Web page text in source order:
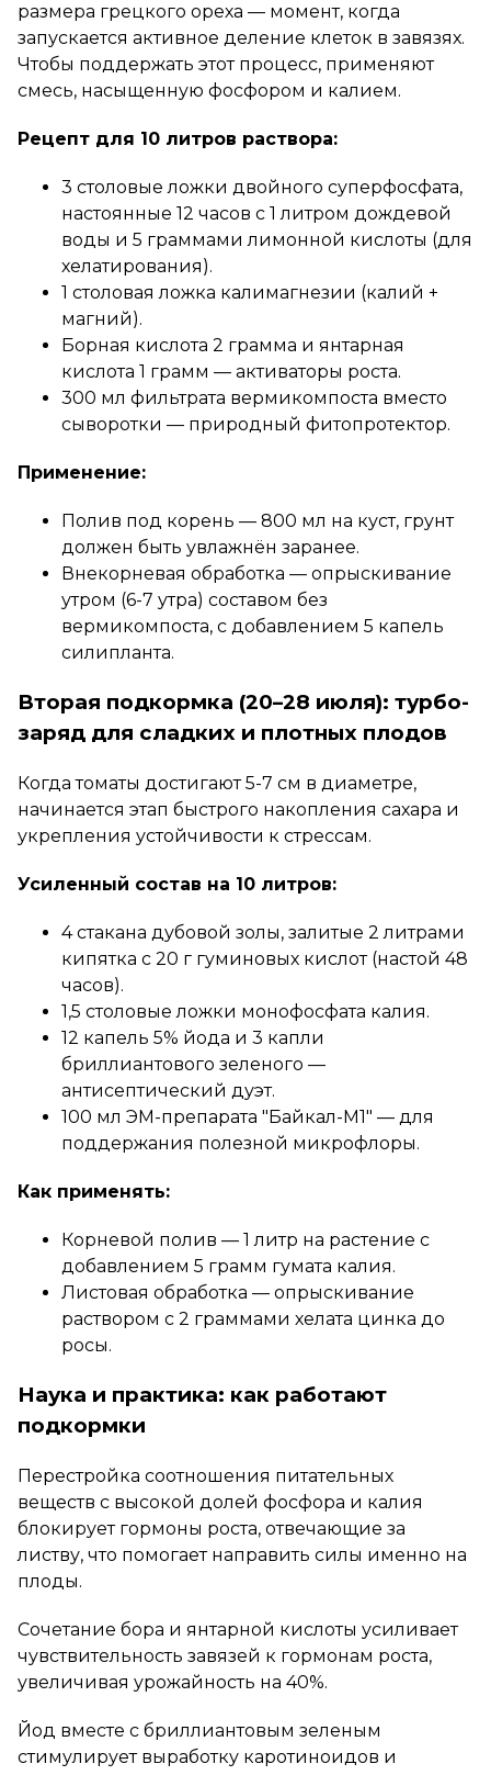
размера грецкого ореха — момент, когда
запускается активное деление клеток в завязях.
Чтобы поддержать этот процесс, применяют
смесь, насыщенную фосфором и калием.
Рецепт для 10 литров раствора:
3 столовые ложки двойного суперфосфата,
настоянные 12 часов с 1 литром дождевой
воды и 5 граммами лимонной кислоты (для
хелатирования).
1 столовая ложка калимагнезии (калий +
магний).
Борная кислота 2 грамма и янтарная
кислота 1 грамм — активаторы роста.
300 мл фильтрата вермикомпоста вместо
сыворотки — природный фитопротектор.
Применение:
Полив под корень — 800 мл на куст, грунт
должен быть увлажнён заранее.
Внекорневая обработка — опрыскивание
утром (6-7 утра) составом без
вермикомпоста, с добавлением 5 капель
силипланта.
Вторая подкормка (20–28 июля): турбо-
заряд для сладких и плотных плодов
Когда томаты достигают 5-7 см в диаметре,
начинается этап быстрого накопления сахара и
укрепления устойчивости к стрессам.
Усиленный состав на 10 литров:
4 стакана дубовой золы, залитые 2 литрами
кипятка с 20 г гуминовых кислот (настой 48
часов).
1,5 столовые ложки монофосфата калия.
12 капель 5% йода и 3 капли
бриллиантового зеленого —
антисептический дуэт.
100 мл ЭМ-препарата "Байкал-М1" — для
поддержания полезной микрофлоры.
Как применять:
Корневой полив — 1 литр на растение с
добавлением 5 грамм гумата калия.
Листовая обработка — опрыскивание
раствором с 2 граммами хелата цинка до
росы.
Наука и практика: как работают
подкормки
Перестройка соотношения питательных
веществ с высокой долей фосфора и калия
блокирует гормоны роста, отвечающие за
листву, что помогает направить силы именно на
плоды.
Сочетание бора и янтарной кислоты усиливает
чувствительность завязей к гормонам роста,
увеличивая урожайность на 40%.
Йод вместе с бриллиантовым зеленым
стимулирует выработку каротиноидов и